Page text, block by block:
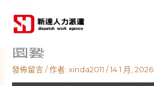
園藝
發佈留言 / 作者: xinda2011 /14 1 月, 2026